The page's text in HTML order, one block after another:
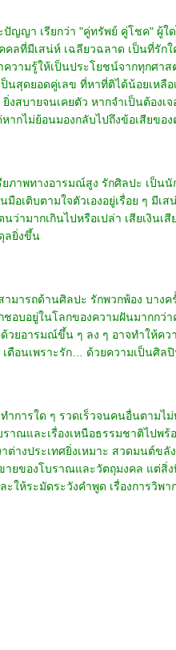
ญา เรียกว่า "คู่ทรัพย์ คู่โชค" ผู้ใด
ลที่มีเสน่ห์ เฉลียวฉลาด เป็นที่รัก
ความรู้ให้เป็นประโยชน์จากทุกศ
นสุดยอดคู่เลข ที่หาที่ติได้น้อยเหลื
งสบายจนเคยตัว หากจำเป็นต้อง
กไม่ย้อนมองกลับไปถึงข้อเสียขอ
ภาพทางอารมณ์สูง รักศิลปะ เป็น
นมือเติบตามใจตัวเองอยู่เรื่อย ๆ
ว่ามากเกินไปหรือเปล่า เสียเงิน
ลยิ่งขึ้น
ามารถด้านศิลปะ รักพวกพ้อง บาง
บอยู่ในโลกของความฝันมากกว่า
ยอารมณ์ขึ้น ๆ ลง ๆ อาจทำให้คว
ตือนเพราะรัก… ด้วยความเป็นศิล
ทำการใด ๆ รวดเร็วจนคนอื่นตา
ราณและเรื่องเหนือธรรมชาติไป
ต่างประเทศยิ่งเหมาะ สวดมนต์
ยของโบราณและวัตถุมงคล แต่สิ่ง
ะให้ระมัดระวังคำพูด เรื่องการวิพ